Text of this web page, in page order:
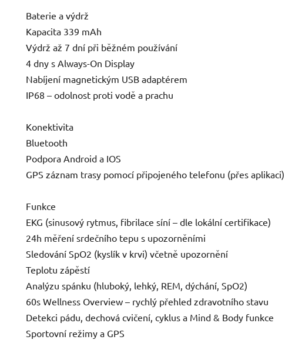
Baterie a výdrž
Kapacita 339 mAh
Výdrž až 7 dní při běžném používání
4 dny s Always-On Display
Nabíjení magnetickým USB adaptérem
IP68 – odolnost proti vodě a prachu
Konektivita
Bluetooth
Podpora Android a IOS
GPS záznam trasy pomocí připojeného telefonu (přes aplikaci)
Funkce
EKG (sinusový rytmus, fibrilace síní – dle lokální certifikace)
24h měření srdečního tepu s upozorněními
Sledování SpO2 (kyslík v krvi) včetně upozornění
Teplotu zápěstí
Analýzu spánku (hluboký, lehký, REM, dýchání, SpO2)
60s Wellness Overview – rychlý přehled zdravotního stavu
Detekci pádu, dechová cvičení, cyklus a Mind & Body funkce
Sportovní režimy a GPS